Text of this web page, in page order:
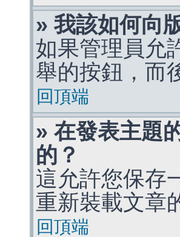
» 我該如何向
如果管理員允
舉的按鈕，而
回頂端
» 在發表主題
的？
這允許您保存
重新裝載文章
回頂端